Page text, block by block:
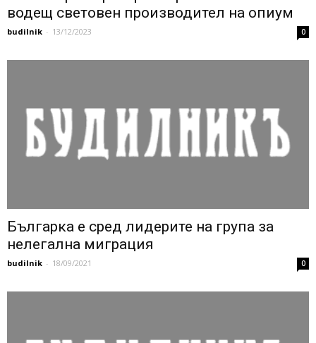
водещ световен производител на опиум
budilnik - 13/12/2023 0
Българка е сред лидерите на група за
нелегална миграция
budilnik - 18/09/2021 0